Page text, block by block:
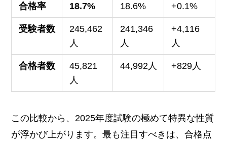
合格率 18.7% 18.6% +0.1%
受験者数
245,462
人
241,346
人
+4,116
人
合格者数
45,821
人
44,992人 +829人
この比較から、2025年度試験の極めて特異な性質
が浮かび上がります。最も注目すべきは、合格点